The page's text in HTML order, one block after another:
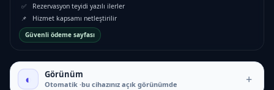
✅
Rezervasyon teyidi yazılı ilerler
📌
Hizmet kapsamı netleştirilir
Güvenli ödeme sayfası
◐ Görünüm
Otomatik ·bu cihazınız açık görünümde +